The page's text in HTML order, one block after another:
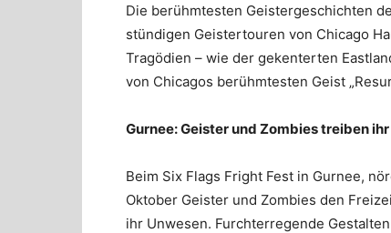
Die berühmtesten Geistergeschichten
stündigen Geistertouren von Chicago
Tragödien – wie der gekenterten
von Chicagos berühmtesten Geist
Gurnee: Geister und Zombies treiben
Beim Six Flags Fright Fest in Gurnee,
Oktober Geister und Zombies den
ihr Unwesen. Furchterregende